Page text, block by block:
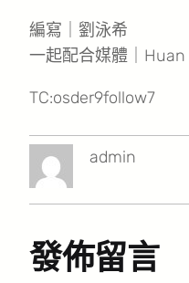
編寫｜劉泳希
一起配合媒體｜Huan
TC:osder9follow7
admin
發佈留言